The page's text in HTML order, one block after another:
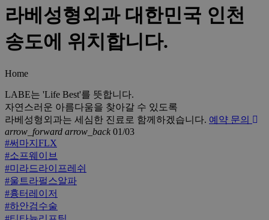
라베성형외과 대한민국 인천
송도에 위치합니다.
Home
LABE는 'Life Best'를 뜻합니다.
자연스러운 아름다움을 찾아갈 수 있도록
라베성형외과는 세심한 진료로 함께하겠습니다. 예약 문의
arrow_forward arrow_back 01/03
#써마지FLX
#소프웨이브
#미라드라이프레쉬
#울트라펄스알파
#흉터레이저
#하안검수술